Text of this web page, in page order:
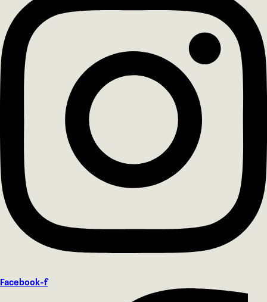
Facebook-f